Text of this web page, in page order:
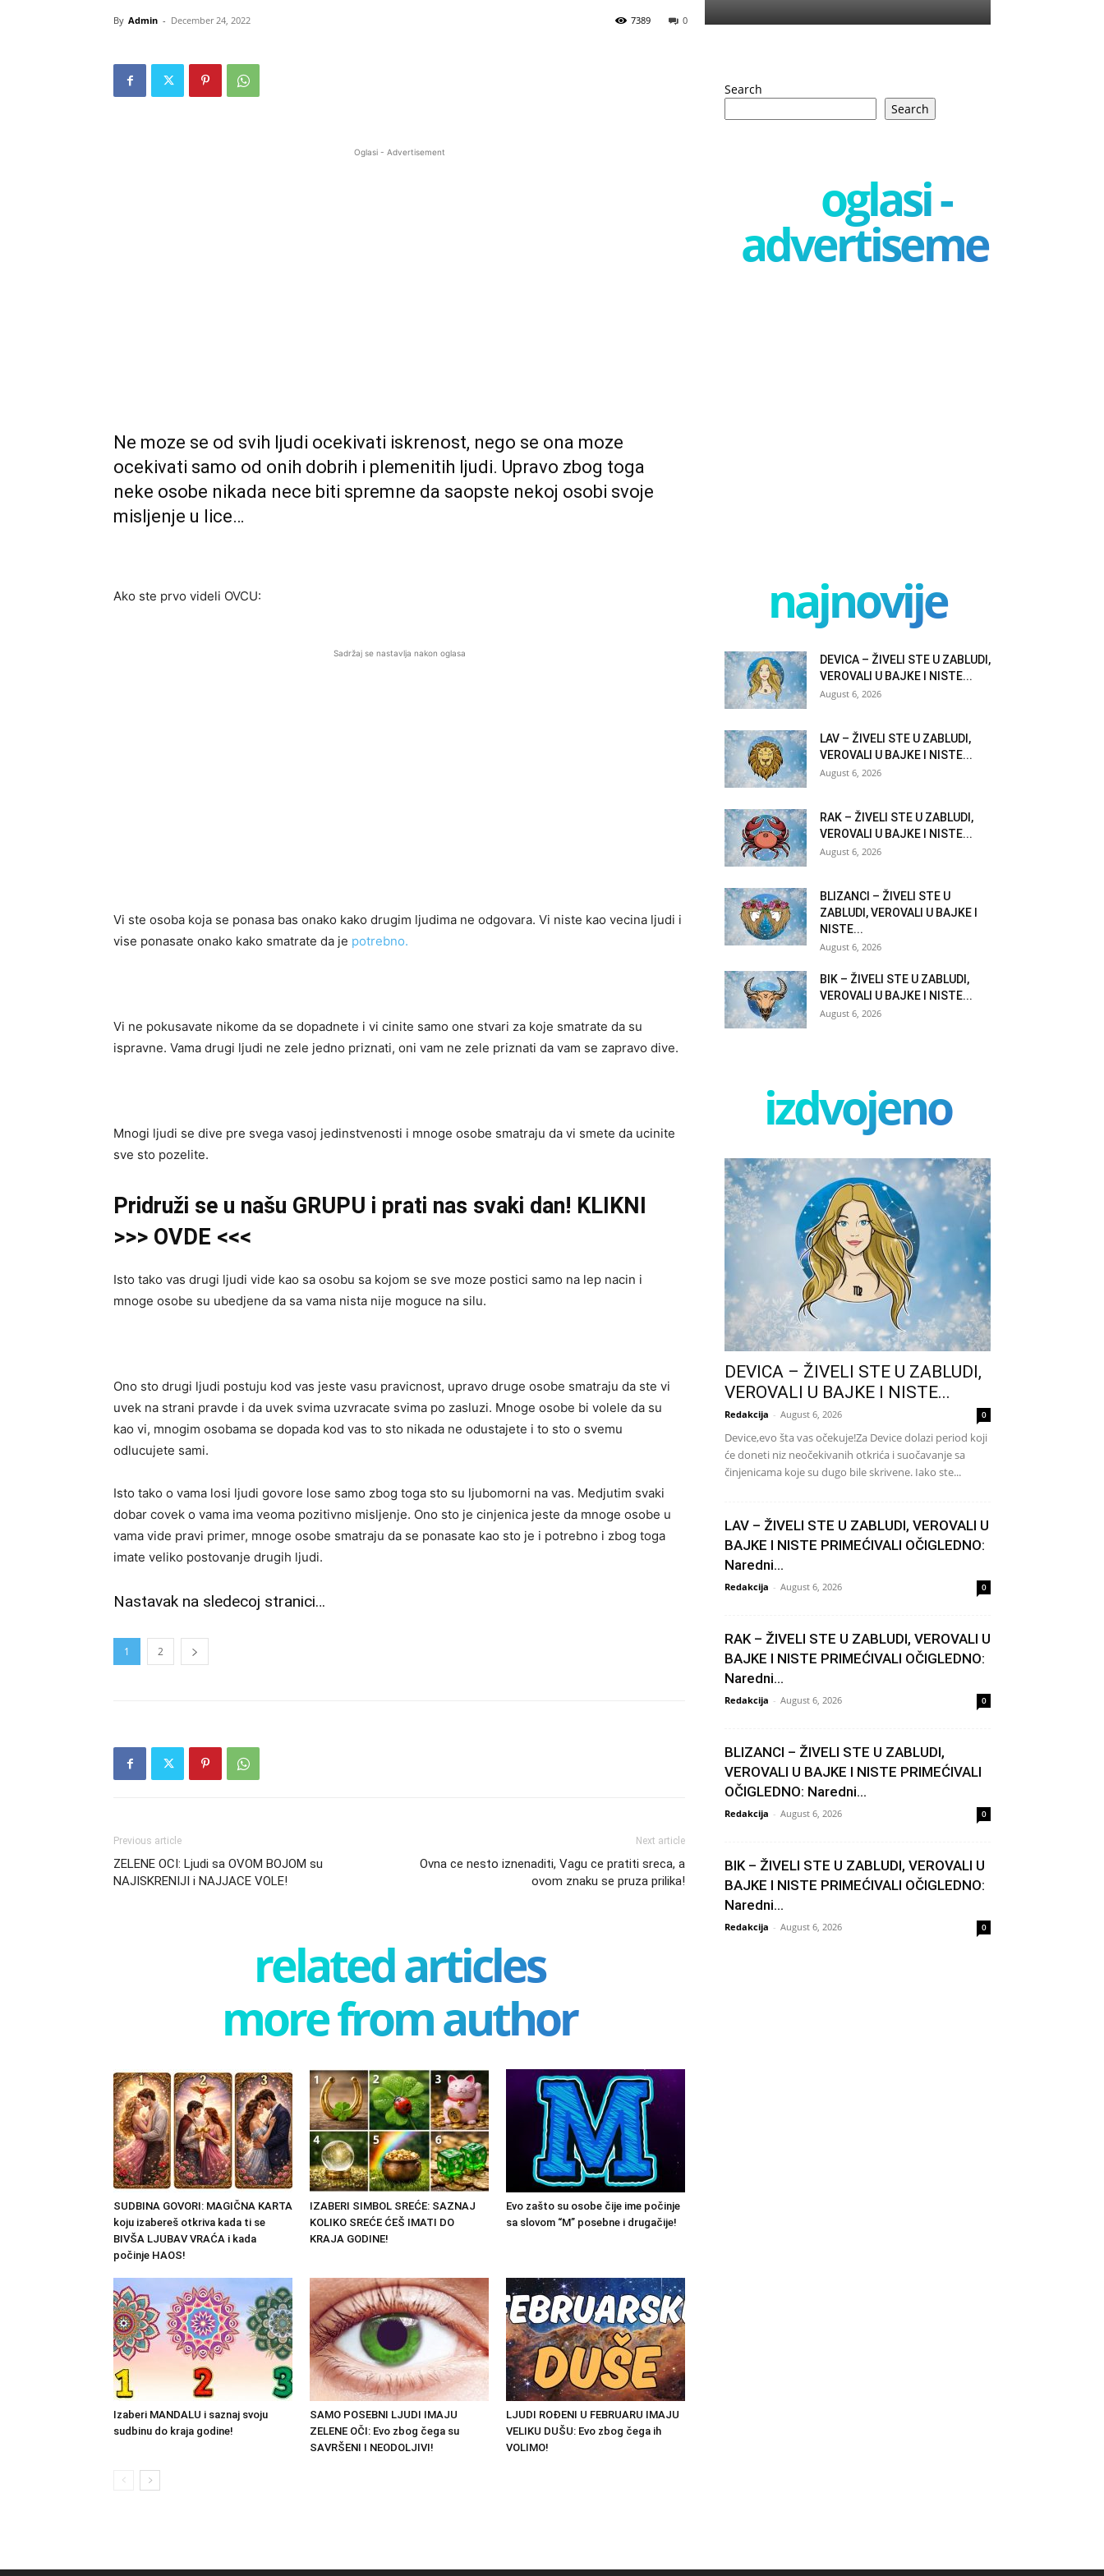
By Admin - December 24, 2022 0
7389
Oglasi - Advertisement
Ne moze se od svih ljudi ocekivati iskrenost, nego se ona moze
ocekivati samo od onih dobrih i plemenitih ljudi. Upravo zbog toga
neke osobe nikada nece biti spremne da saopste nekoj osobi svoje
misljenje u lice…
Ako ste prvo videli OVCU:
Sadržaj se nastavlja nakon oglasa
Vi ste osoba koja se ponasa bas onako kako drugim ljudima ne odgovara. Vi niste kao vecina ljudi i
vise ponasate onako kako smatrate da je potrebno.
Vi ne pokusavate nikome da se dopadnete i vi cinite samo one stvari za koje smatrate da su
ispravne. Vama drugi ljudi ne zele jedno priznati, oni vam ne zele priznati da vam se zapravo dive.
Mnogi ljudi se dive pre svega vasoj jedinstvenosti i mnoge osobe smatraju da vi smete da ucinite
sve sto pozelite.
Pridruži se u našu GRUPU i prati nas svaki dan! KLIKNI
>>> OVDE <<<
Isto tako vas drugi ljudi vide kao sa osobu sa kojom se sve moze postici samo na lep nacin i
mnoge osobe su ubedjene da sa vama nista nije moguce na silu.
Ono sto drugi ljudi postuju kod vas jeste vasu pravicnost, upravo druge osobe smatraju da ste vi
uvek na strani pravde i da uvek svima uzvracate svima po zasluzi. Mnoge osobe bi volele da su
kao vi, mnogim osobama se dopada kod vas to sto nikada ne odustajete i to sto o svemu
odlucujete sami.
Isto tako o vama losi ljudi govore lose samo zbog toga sto su ljubomorni na vas. Medjutim svaki
dobar covek o vama ima veoma pozitivno misljenje. Ono sto je cinjenica jeste da mnoge osobe u
vama vide pravi primer, mnoge osobe smatraju da se ponasate kao sto je i potrebno i zbog toga
imate veliko postovanje drugih ljudi.
Nastavak na sledecoj stranici…
1 2
Previous article
ZELENE OCI: Ljudi sa OVOM BOJOM su
NAJISKRENIJI i NAJJACE VOLE!
Next article
Ovna ce nesto iznenaditi, Vagu ce pratiti sreca, a
ovom znaku se pruza prilika!
related articles
more from author
SUDBINA GOVORI: MAGIČNA KARTA
koju izabereš otkriva kada ti se
BIVŠA LJUBAV VRAĆA i kada
počinje HAOS!
IZABERI SIMBOL SREĆE: SAZNAJ
KOLIKO SREĆE ĆEŠ IMATI DO
KRAJA GODINE!
Evo zašto su osobe čije ime počinje
sa slovom “M” posebne i drugačije!
Izaberi MANDALU i saznaj svoju
sudbinu do kraja godine!
SAMO POSEBNI LJUDI IMAJU
ZELENE OČI: Evo zbog čega su
SAVRŠENI I NEODOLJIVI!
LJUDI ROĐENI U FEBRUARU IMAJU
VELIKU DUŠU: Evo zbog čega ih
VOLIMO!
Search
Search
oglasi -
advertisement
najnovije
DEVICA – ŽIVELI STE U ZABLUDI,
VEROVALI U BAJKE I NISTE...
August 6, 2026
LAV – ŽIVELI STE U ZABLUDI,
VEROVALI U BAJKE I NISTE...
August 6, 2026
RAK – ŽIVELI STE U ZABLUDI,
VEROVALI U BAJKE I NISTE...
August 6, 2026
BLIZANCI – ŽIVELI STE U
ZABLUDI, VEROVALI U BAJKE I
NISTE...
August 6, 2026
BIK – ŽIVELI STE U ZABLUDI,
VEROVALI U BAJKE I NISTE...
August 6, 2026
izdvojeno
DEVICA – ŽIVELI STE U ZABLUDI,
VEROVALI U BAJKE I NISTE...
Redakcija - August 6, 2026 0
Device,evo šta vas očekuje!Za Device dolazi period koji
će doneti niz neočekivanih otkrića i suočavanje sa
činjenicama koje su dugo bile skrivene. Iako ste...
LAV – ŽIVELI STE U ZABLUDI, VEROVALI U
BAJKE I NISTE PRIMEĆIVALI OČIGLEDNO:
Naredni...
Redakcija - August 6, 2026 0
RAK – ŽIVELI STE U ZABLUDI, VEROVALI U
BAJKE I NISTE PRIMEĆIVALI OČIGLEDNO:
Naredni...
Redakcija - August 6, 2026 0
BLIZANCI – ŽIVELI STE U ZABLUDI,
VEROVALI U BAJKE I NISTE PRIMEĆIVALI
OČIGLEDNO: Naredni...
Redakcija - August 6, 2026 0
BIK – ŽIVELI STE U ZABLUDI, VEROVALI U
BAJKE I NISTE PRIMEĆIVALI OČIGLEDNO:
Naredni...
Redakcija - August 6, 2026 0